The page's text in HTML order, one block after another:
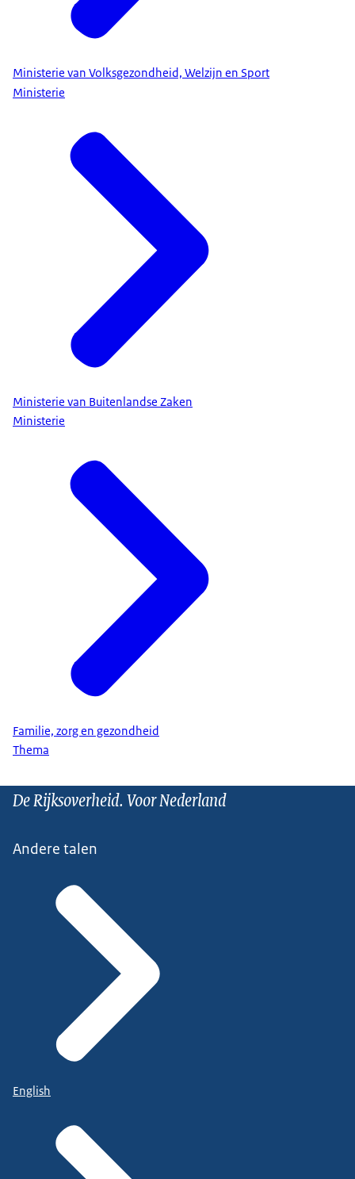
Ministerie van Volksgezondheid, Welzijn en Sport
Ministerie
Ministerie van Buitenlandse Zaken
Ministerie
Familie, zorg en gezondheid
Thema
De Rijksoverheid. Voor Nederland
Andere talen
English